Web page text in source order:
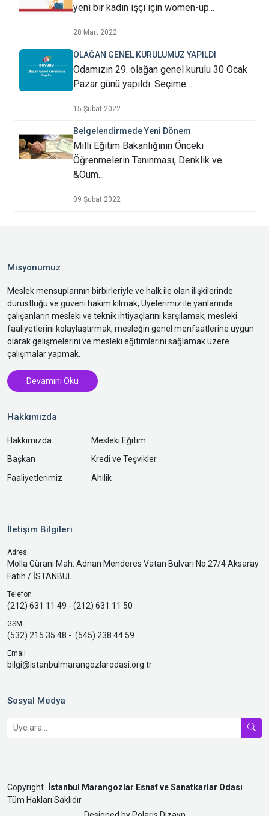
yeni bir kadın işçi için women-up...
28 Mart 2022
OLAĞAN GENEL KURULUMUZ YAPILDI
Odamızın 29. olağan genel kurulu 30 Ocak
Pazar günü yapıldı. Seçime ...
15 Şubat 2022
Belgelendirmede Yeni Dönem
Milli Eğitim Bakanlığının Önceki
Öğrenmelerin Tanınması, Denklik ve
&Oum...
09 Şubat 2022
Misyonumuz
Meslek mensuplarının birbirleriyle ve halk ile olan ilişkilerinde
dürüstlüğü ve güveni hakim kılmak, Üyelerimiz ile yanlarında
çalışanların mesleki ve teknik ihtiyaçlarını karşılamak, mesleki
faaliyetlerini kolaylaştırmak, mesleğin genel menfaatlerine uygun
olarak gelişmelerini ve mesleki eğitimlerini sağlamak üzere
çalışmalar yapmak.
Devamını Oku
Hakkımızda
Hakkımızda
Başkan
Faaliyetlerimiz
Mesleki Eğitim
Kredi ve Teşvikler
Ahilik
İletişim Bilgileri
Adres
Molla Gürani Mah. Adnan Menderes Vatan Bulvarı No:27/4 Aksaray
Fatih / İSTANBUL
Telefon
(212) 631 11 49 - (212) 631 11 50
GSM
(532) 215 35 48 - (545) 238 44 59
Email
bilgi@istanbulmarangozlarodasi.org.tr
Sosyal Medya
Copyright İstanbul Marangozlar Esnaf ve Sanatkarlar Odası
Tüm Hakları Saklıdır